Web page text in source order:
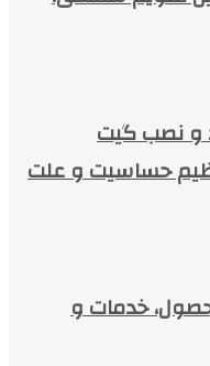
و نصب گیت
حساسیت و علت
خدمات و